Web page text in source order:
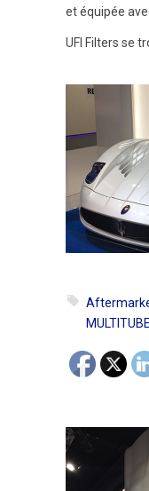
et équipée
UFI Filters se
MULTITUBE